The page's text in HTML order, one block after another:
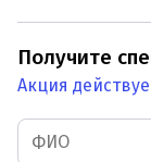
Получите
Акция